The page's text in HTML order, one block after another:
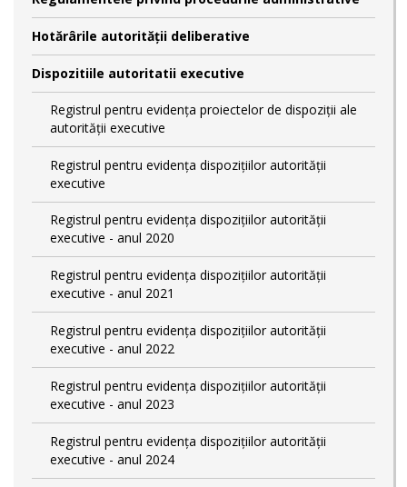
Hotărârile autorităţii deliberative
Dispozitiile autoritatii executive
Registrul pentru evidența proiectelor de dispoziții ale
autorității executive
Registrul pentru evidența dispozițiilor autorității
executive
Registrul pentru evidența dispozițiilor autorității
executive - anul 2020
Registrul pentru evidența dispozițiilor autorității
executive - anul 2021
Registrul pentru evidența dispozițiilor autorității
executive - anul 2022
Registrul pentru evidența dispozițiilor autorității
executive - anul 2023
Registrul pentru evidența dispozițiilor autorității
executive - anul 2024